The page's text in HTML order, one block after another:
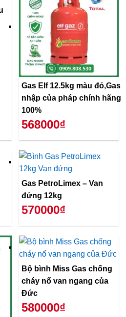
Gas Elf 12.5kg màu đỏ,Gas
nhập của pháp chính hãng
100%
568000₫
Gas PetroLimex – Van
đứng 12kg
570000₫
Bộ bình Miss Gas chống
cháy nổ van ngang của
Đức
580000₫